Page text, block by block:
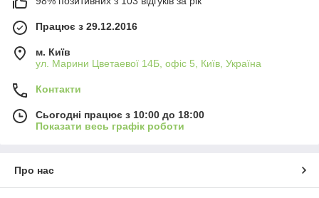
Працює з 29.12.2016
м. Київ
ул. Марини Цветаевої 14Б, офіс 5, Київ, Україна
Контакти
Сьогодні працює з 10:00 до 18:00
Показати весь графік роботи
Про нас